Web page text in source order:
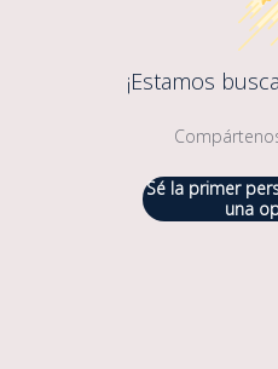
¡Estamos
Sé la primer
una